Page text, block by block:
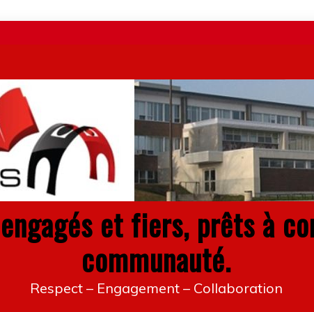
et fiers, prêts à
communauté.
Respect – Engagement – Collaboration